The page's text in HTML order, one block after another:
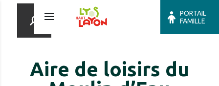
PORTAIL
FAMILLE
Aire de loisirs du